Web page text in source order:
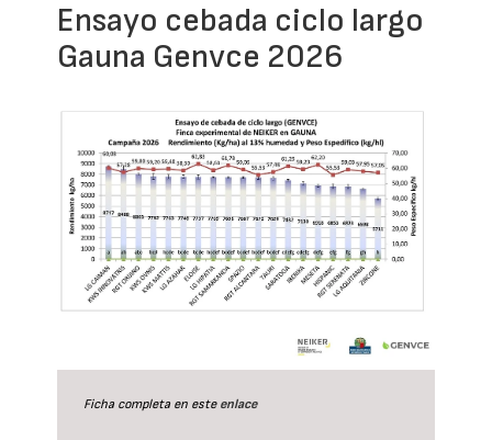
Ensayo cebada ciclo largo
Gauna Genvce 2026
Ficha completa en este enlace